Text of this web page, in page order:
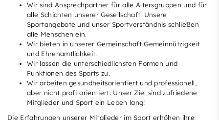
Wir sind Ansprechpartner für alle Altersgruppen und für
alle Schichten unserer Gesellschaft. Unsere
Sportangebote und unser Sportverständnis schließen
alle Menschen ein.
Wir bieten in unserer Gemeinschaft Gemeinnützigkeit
und Ehrenamtlichkeit.
Wir lassen die unterschiedlichsten Formen und
Funktionen des Sports zu.
Wir arbeiten gesundheitsorientiert und professionell,
aber nicht profitorientiert. Unser Ziel sind zufriedene
Mitglieder und Sport ein Leben lang!
Die Erfahrungen unserer Mitglieder im Sport erhöhen ihre